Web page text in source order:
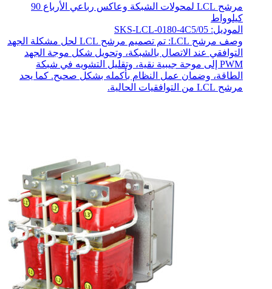
مرشح LCL لمحولات الشبكة وعاكس رباعي الأرباع 90
كيلوواط
الموديل: SKS-LCL-0180-4C5/05
وصف مرشح LCL: تم تصميم مرشح LCL لحل مشكلة الجهد
التوافقي عند الاتصال بالشبكة، وتحويل شكل موجة الجهد
PWM إلى موجة جيبية نقية، وتقليل التشويه في شبكة
الطاقة، وضمان عمل النظام بأكمله بشكل صحيح. كما يحد
مرشح LCL من التوافقيات الحالية.